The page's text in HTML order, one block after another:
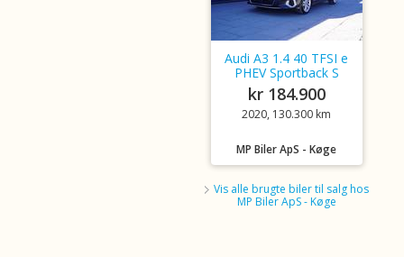
Audi A3 1.4 40 TFSI e
PHEV Sportback S
kr 184.900
2020, 130.300 km
MP Biler ApS - Køge
Vis alle brugte biler til salg hos
MP Biler ApS - Køge